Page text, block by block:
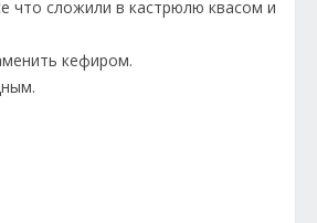
что сложили в кастрюлю квасом и
кефиром.